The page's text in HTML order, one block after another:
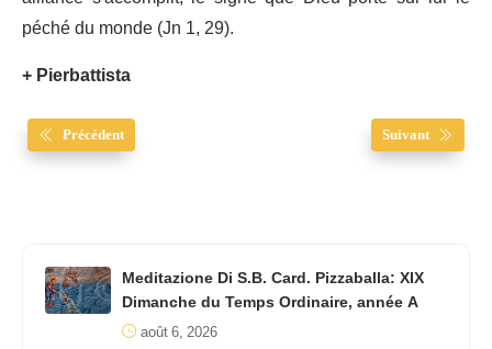
péché du monde (Jn 1, 29).
+ Pierbattista
Précédent Suivant
Meditazione Di S.B. Card. Pizzaballa: XIX
Dimanche du Temps Ordinaire, année A
août 6, 2026